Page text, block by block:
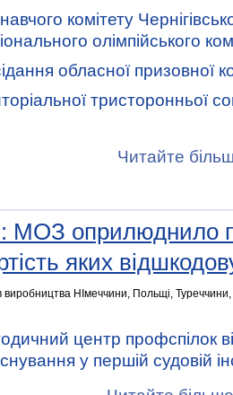
комітету
олімпійського
обласної призовної
тристоронньої
Читайте
МОЗ оприлюднило
яких
НІмеччини, Польщі, Туреччини,
центр профспілок
у першій судовій